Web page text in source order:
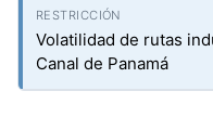
Volatilidad de rutas
Canal de Panamá